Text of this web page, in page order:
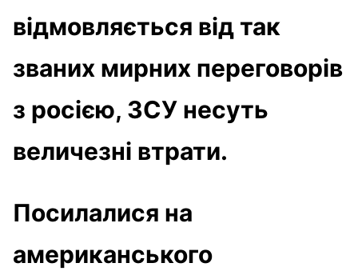
відмовляється від так
званих мирних переговорів
з росією, ЗСУ несуть
величезні втрати.
Посилалися на
американського